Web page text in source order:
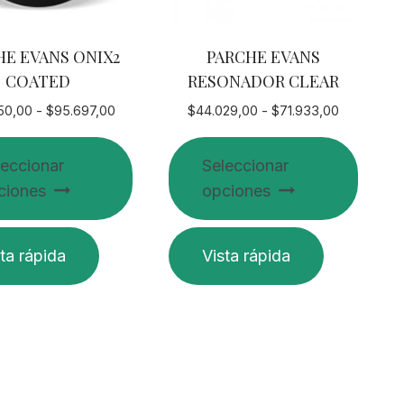
producto
EVANS ONIX2
COATED
- $95.697,00Rango
precios:
desde
$53.950,00
hasta
$95.697,00
rápida
PARCHE EVANS
RESONADOR CLEAR
$44.029,00 - $71.933,00
precios:
desde
hasta
Seleccionar
opciones
Este
producto
tiene
Vista rápida